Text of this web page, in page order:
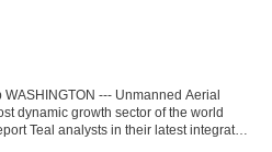
--- Unmanned Aerial
dynamic growth sector of the world
Teal analysts in their latest integrated